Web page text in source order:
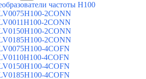
частоты H100
2CONN
2CONN
2CONN
2CONN
4COFN
4COFN
4COFN
4COFN